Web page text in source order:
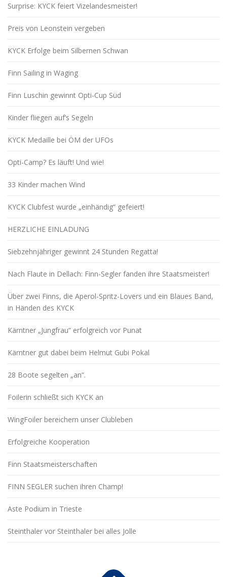
Surprise: KYCK feiert Vizelandesmeister!
Preis von Leonstein vergeben
KYCK Erfolge beim Silbernen Schwan
Finn Sailing in Waging
Finn Luschin gewinnt Opti-Cup Süd
Kinder fliegen auf’s Segeln
KYCK Medaille bei ÖM der UFOs
Opti-Camp? Es läuft! Und wie!
33 Kinder machen Wind
KYCK Clubfest wurde „einhändig“ gefeiert!
HERZLICHE EINLADUNG
Siebzehnjähriger gewinnt 24 Stunden Regatta!
Nach Flaute in Dellach: Finn-Segler fanden ihre Staatsmeister!
Über zwei Finns, die Aperol-Spritz-Lovers und ein Blaues Band,
in Händen des KYCK
Kärntner „Jungfrau“ erfolgreich vor Punat
Kärntner gut dabei beim Helmut Gubi Pokal
28 Boote segelten „an“.
Foilerin schließt sich KYCK an
WingFoiler bereichern unser Clubleben
Erfolgreiche Kooperation
Finn Staatsmeisterschaften
FINN SEGLER suchen ihren Champ!
Aste Podium in Trieste
Steinthaler vor Steinthaler bei alles Jolle